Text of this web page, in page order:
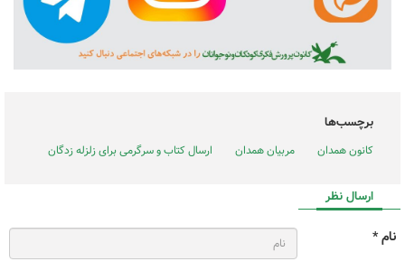
برچسب‌ها
کانون همدان مربیان همدان ارسال کتاب و سرگرمی برای زلزله زدگان
ارسال نظر
نام *